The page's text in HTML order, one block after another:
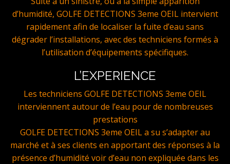
d’humidité, GOLFE DETECTIONS 3eme OEIL intervient
rapidement afin de localiser la fuite d’eau sans
dégrader l’installations, avec des techniciens formés à
l’utilisation d’équipements spécifiques.
L’EXPERIENCE
Les techniciens GOLFE DETECTIONS 3eme OEIL
interviennent autour de l’eau pour de nombreuses
prestations
GOLFE DETECTIONS 3eme OEIL a su s’adapter au
marché et à ses clients en apportant des réponses à la
présence d’humidité voir d’eau non expliquée dans les